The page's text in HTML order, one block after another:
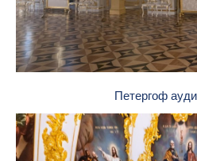
Петергоф